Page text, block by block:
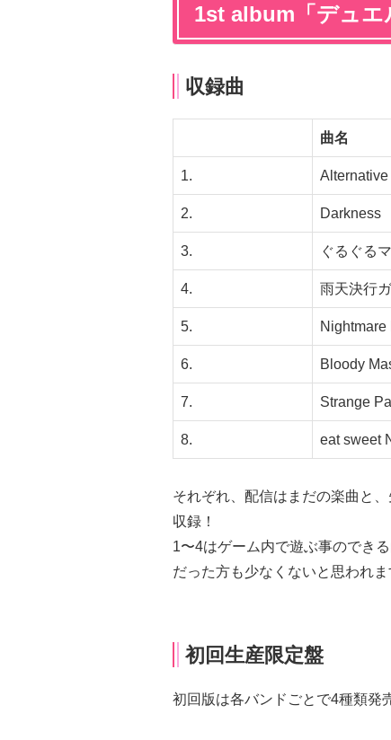
1st album「デュエ
収録曲
曲名
1. Alternative
2. Darkness
3. ぐるぐる
4. 雨天決行
5. Nightmare
6. Bloody
7. Strange
8. eat sweet
それぞれ、配信はまだの楽曲と
収録！
1〜4はゲーム内で遊ぶ事のでき
だった方も少なくないと思われま
初回生産限定盤
初回版は各バンドごとで4種類発